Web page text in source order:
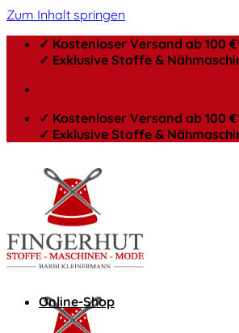
Zum Inhalt springen
✓ Kostenloser Versand ab 100
✓ Exklusive Stoffe &
✓ Kostenloser Versand ab 100
✓ Exklusive Stoffe &
Online-Shop